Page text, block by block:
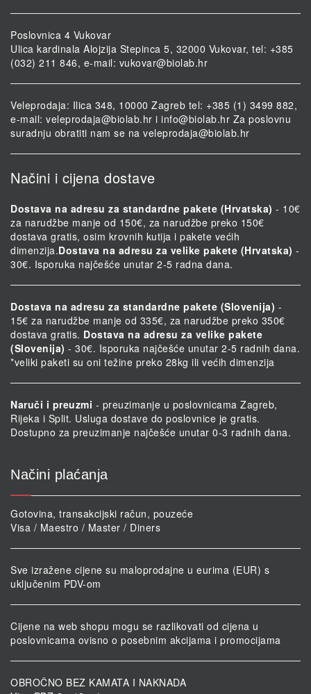
Poslovnica 4 Vukovar
Ulica kardinala Alojzija Stepinca 5, 32000 Vukovar, tel: +385
(032) 211 846, e-mail: vukovar@biolab.hr
Veleprodaja: Ilica 348, 10000 Zagreb tel: +385 (1) 3499 882,
e-mail: veleprodaja@biolab.hr i info@biolab.hr Za poslovnu
suradnju obratiti nam se na veleprodaja@biolab.hr
Načini i cijena dostave
Dostava na adresu za standardne pakete (Hrvatska) - 10€
za narudžbe manje od 150€, za narudžbe preko 150€
dostava gratis, osim krovnih kutija i pakete većih
dimenzija.Dostava na adresu za velike pakete (Hrvatska) -
30€. Isporuka najčešće unutar 2-5 radna dana.
Dostava na adresu za standardne pakete (Slovenija) -
15€ za narudžbe manje od 335€, za narudžbe preko 350€
dostava gratis. Dostava na adresu za velike pakete
(Slovenija) - 30€. Isporuka najčešće unutar 2-5 radnih dana.
*veliki paketi su oni težine preko 28kg ili većih dimenzija
Naruči i preuzmi - preuzimanje u poslovnicama Zagreb,
Rijeka i Split. Usluga dostave do poslovnice je gratis.
Dostupno za preuzimanje najčešće unutar 0-3 radnih dana.
Načini plaćanja
Gotovina, transakcijski račun, pouzeće
Visa / Maestro / Master / Diners
Sve izražene cijene su maloprodajne u eurima (EUR) s
uključenim PDV-om
Cijene na web shopu mogu se razlikovati od cijena u
poslovnicama ovisno o posebnim akcijama i promocijama
OBROČNO BEZ KAMATA I NAKNADA